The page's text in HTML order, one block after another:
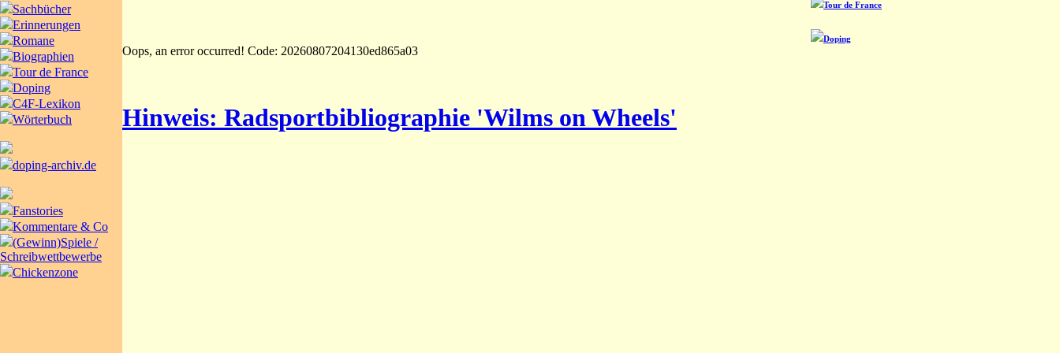
Sachbücher
Erinnerungen
Romane
Biographien
Tour de France
Doping
C4F-Lexikon
Wörterbuch
doping-archiv.de
Fanstories
Kommentare & Co
(Gewinn)Spiele /
Schreibwettbewerbe
Chickenzone
Oops, an error occurred! Code: 20260807204130ed865a03
Hinweis: Radsportbibliographie 'Wilms on Wheels'
Tour de France
Doping